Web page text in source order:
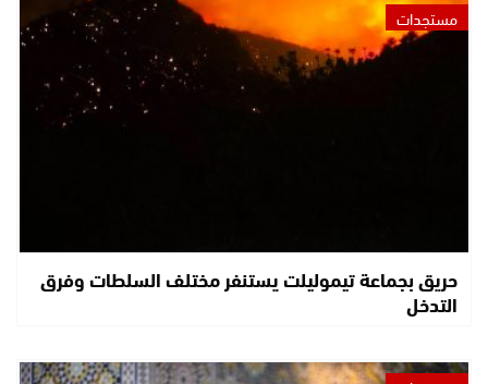
مستجدات
حريق بجماعة تيموليلت يستنفر مختلف السلطات وفرق
التدخل